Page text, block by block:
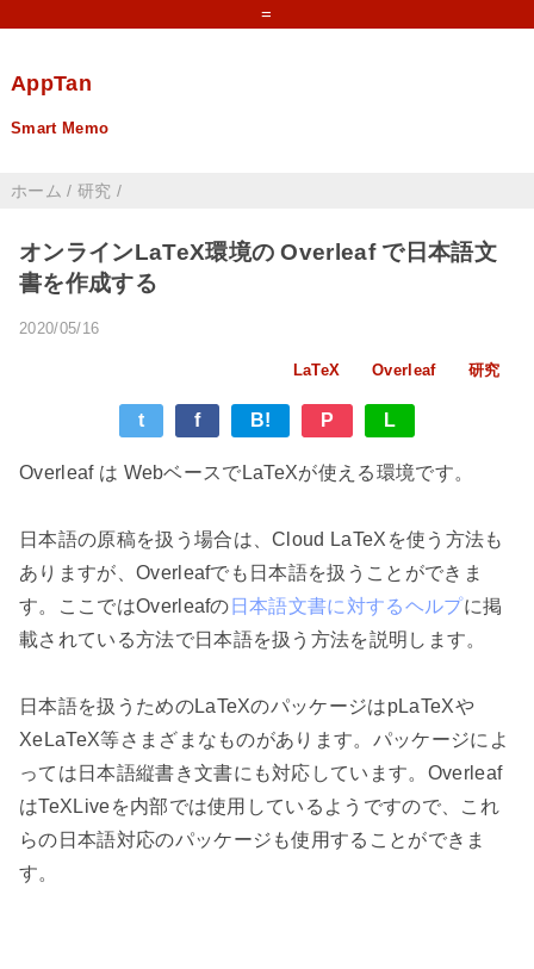
=
AppTan
Smart Memo
ホーム / 研究 /
オンラインLaTeX環境の Overleaf で日本語文
書を作成する
2020/05/16
LaTeX Overleaf 研究
t f B! P L
Overleaf は WebベースでLaTeXが使える環境です。
日本語の原稿を扱う場合は、Cloud LaTeXを使う方法も
ありますが、Overleafでも日本語を扱うことができま
す。ここではOverleafの 日本語文書に対するヘルプに掲
載されている方法で日本語を扱う方法を説明します。
日本語を扱うためのLaTeXのパッケージはpLaTeXや
XeLaTeX等さまざまなものがあります。パッケージによ
っては日本語縦書き文書にも対応しています。Overleaf
はTeXLiveを内部では使用しているようですので、これ
らの日本語対応のパッケージも使用することができま
す。